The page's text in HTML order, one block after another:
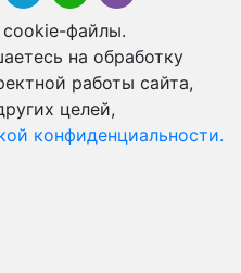
cookie-файлы.
на обработку
работы сайта,
целей,
конфиденциальности.